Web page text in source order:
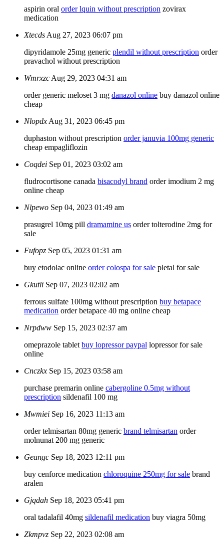
aspirin oral order lquin without prescription zovirax
medication
Xtecds Aug 27, 2023 06:07 pm
dipyridamole 25mg generic plendil without prescription order
pravachol without prescription
Wmrxzc Aug 29, 2023 04:31 am
order generic meloset 3 mg danazol online buy danazol online
cheap
Nlopdx Aug 31, 2023 06:45 pm
duphaston without prescription order januvia 100mg generic
cheap empagliflozin
Coqdei Sep 01, 2023 03:02 am
fludrocortisone canada bisacodyl brand order imodium 2 mg
online cheap
Nlpewo Sep 04, 2023 01:49 am
prasugrel 10mg pill dramamine us order tolterodine 2mg for
sale
Fufopz Sep 05, 2023 01:31 am
buy etodolac online order colospa for sale pletal for sale
Gkutli Sep 07, 2023 02:02 am
ferrous sulfate 100mg without prescription buy betapace
medication order betapace 40 mg online cheap
Nrpdww Sep 15, 2023 02:37 am
omeprazole tablet buy lopressor paypal lopressor for sale
online
Cnczkx Sep 15, 2023 03:58 am
purchase premarin online cabergoline 0.5mg without
prescription sildenafil 100 mg
Mwmiei Sep 16, 2023 11:13 am
order telmisartan 80mg generic brand telmisartan order
molnunat 200 mg generic
Geangc Sep 18, 2023 12:11 pm
buy cenforce medication chloroquine 250mg for sale brand
aralen
Gjqdah Sep 18, 2023 05:41 pm
oral tadalafil 40mg sildenafil medication buy viagra 50mg
Zkmpvz Sep 22, 2023 02:08 am